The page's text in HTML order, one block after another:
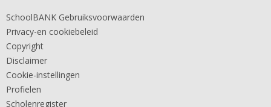
SchoolBANK Gebruiksvoorwaarden
Privacy-en cookiebeleid
Copyright
Disclaimer
Cookie-instellingen
Profielen
Scholenregister